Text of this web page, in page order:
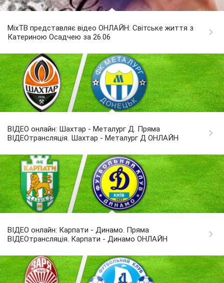
MixTB представляє відео ОНЛАЙН: Світське життя з
Катериною Осадчею за 26.06
ВІДЕО онлайн: Шахтар - Металург Д. Пряма
ВІДЕОтрансляція. Шахтар - Металург Д ОНЛАЙН
ВІДЕО онлайн: Карпати - Динамо. Пряма
ВІДЕОтрансляція. Карпати - Динамо ОНЛАЙН